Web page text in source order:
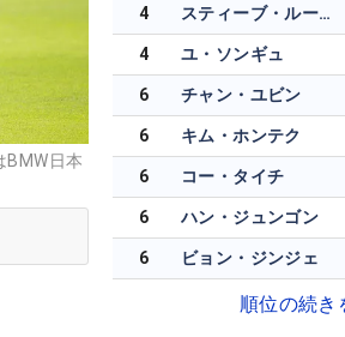
BMW日本
4 スティーブ・ルートン
4 ユ・ソンギュ
6 チャン・ユビン
6 キム・ホンテク
6 コー・タイチ
6 ハン・ジュンゴン
6 ビョン・ジンジェ
順位の続き